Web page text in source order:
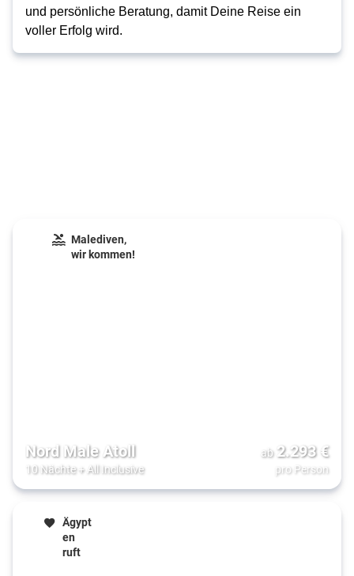
und persönliche Beratung, damit Deine Reise ein
voller Erfolg wird.
Malediven,
wir kommen!
Nord Male Atoll
10 Nächte+ All Inclusive
ab 2.293€
pro Person
Ägypt
en
ruft